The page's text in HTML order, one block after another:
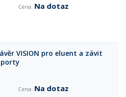
Na dotaz
VISION pro eluent a závit
2 porty
Na dotaz